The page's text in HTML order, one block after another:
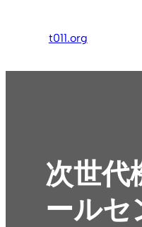
ス
t011.org
次世代
ールセ